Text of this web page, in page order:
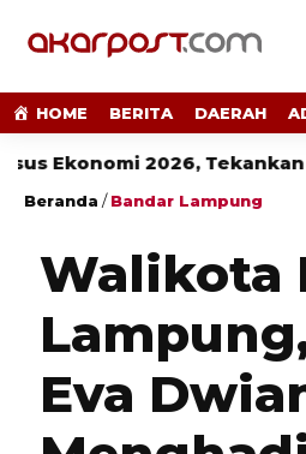
HOME BERITA DAERAH
2026, Tekankan
Beranda /Bandar Lampung
Walikota
Eva